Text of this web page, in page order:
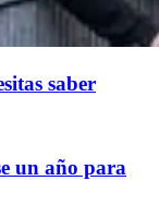
saber
un año para